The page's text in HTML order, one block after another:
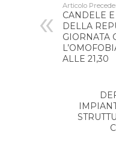
Articolo
CANDELE
DELLA
GIORNATA
ALLE 21,30